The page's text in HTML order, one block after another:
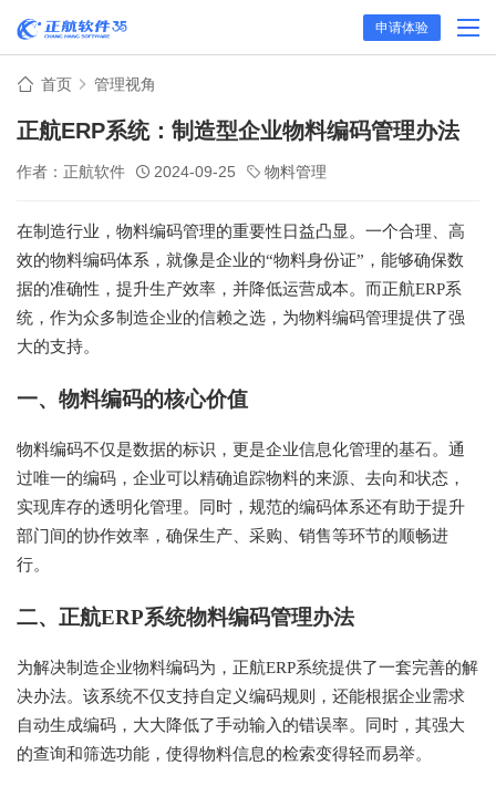
申请体验
首页 管理视角
正航ERP系统：制造型企业物料编码管理办法
作者：正航软件 2024-09-25 物料管理
在制造行业，物料编码管理的重要性日益凸显。一个合理、高
效的物料编码体系，就像是企业的“物料身份证”，能够确保数
据的准确性，提升生产效率，并降低运营成本。而正航ERP系
统，作为众多制造企业的信赖之选，为物料编码管理提供了强
大的支持。
一、物料编码的核心价值
物料编码不仅是数据的标识，更是企业信息化管理的基石。通
过唯一的编码，企业可以精确追踪物料的来源、去向和状态，
实现库存的透明化管理。同时，规范的编码体系还有助于提升
部门间的协作效率，确保生产、采购、销售等环节的顺畅进
行。
二、正航ERP系统物料编码管理办法
为解决制造企业物料编码为，正航ERP系统提供了一套完善的解
决办法。该系统不仅支持自定义编码规则，还能根据企业需求
自动生成编码，大大降低了手动输入的错误率。同时，其强大
的查询和筛选功能，使得物料信息的检索变得轻而易举。